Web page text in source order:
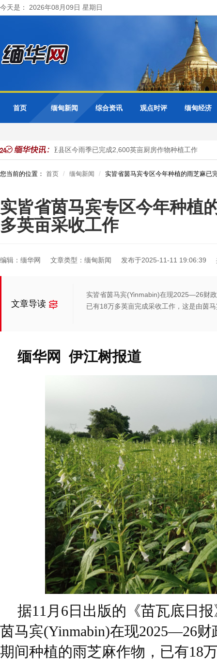
今天是： 2026年08月09日 星期日
首页 缅甸新闻 综合资讯 观点时评 缅甸经济
洛瓦底省渺弥亚县区今雨季已完成2,600英亩厨房作物种植工作
您当前的位置： 首页 缅甸新闻 实皆省茵马宾专区今年种植的雨芝麻已
实皆省茵马宾专区今年种植
多英亩采收工作
编辑：缅华网 文章类型：缅甸新闻 发布于2025-11-11 19:06:39
文章导读
实皆省茵马宾(Yinmabin)在现2025—26财
已有18万多英亩完成采收工作，这是由茵
缅华网 伊江树报道
据11月6日出版的《苗瓦底日
茵马宾(Yinmabin)在现2025—26
期间种植的雨芝麻作物，已有18